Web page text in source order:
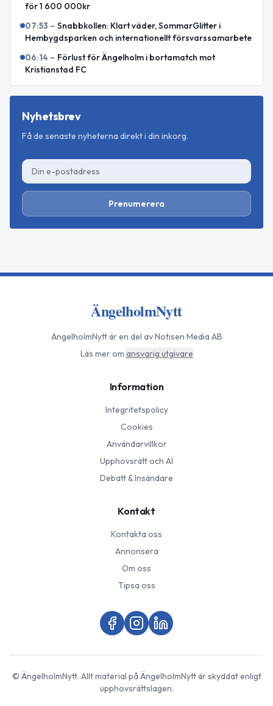
för 1 600 000kr
07:53 – Snabbkollen: Klart väder, SommarGlitter i
Hembygdsparken och internationellt försvarssamarbete
06:14 – Förlust för Ängelholm i bortamatch mot
Kristianstad FC
Nyhetsbrev
Få de senaste nyheterna direkt i din inkorg.
Prenumerera
ÄngelholmNytt
ÄngelholmNyttär en del av Notisen Media AB
Läs mer om ansvarig utgivare
Information
Integritetspolicy
Cookies
Användarvillkor
Upphovsrätt och AI
Debatt & Insändare
Kontakt
Kontakta oss
Annonsera
Om oss
Tipsa oss
© ÄngelholmNytt. Allt material påÄngelholmNyttär skyddat enligt
upphovsrättslagen.